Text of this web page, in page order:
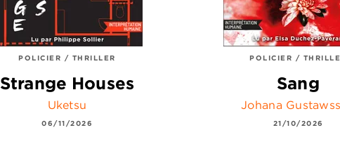
POLICIER / THRILLER
Strange Houses
Uketsu
06/11/2026
POLICIER /
Sang
Johana
21/10/2026